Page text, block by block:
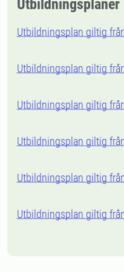
Utbildningsplaner
Utbildningsplan giltig
Utbildningsplan giltig
Utbildningsplan giltig
Utbildningsplan giltig
Utbildningsplan giltig
Utbildningsplan giltig